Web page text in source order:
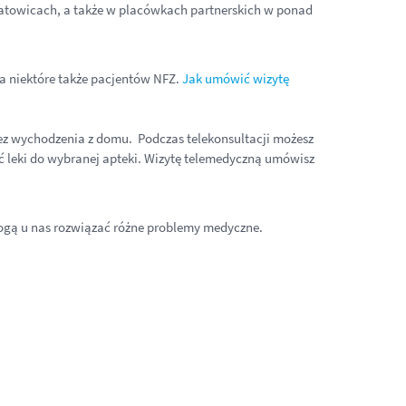
a także w placówkach partnerskich w ponad
niektóre także pacjentów NFZ. Jak umówić wizytę
wychodzenia z domu. Podczas telekonsultacji możesz
do wybranej apteki. Wizytę telemedyczną umówisz
u nas rozwiązać różne problemy medyczne.